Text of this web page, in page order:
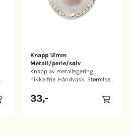
Knapp 12mm
Metall/perle/sølv
Knapp av metallegering,
nikkelfrie. Håndvask. Størrelse:
33,-